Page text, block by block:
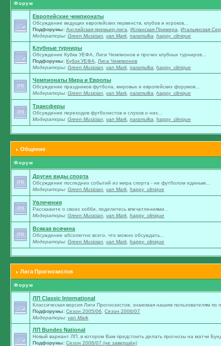
Форум
Европейские чемпионаты
Обсуждение ведущих европейских первенств, клубов и игроков...
Подфорумы: Английская премьер-лига ,Испанская Примера ,Итальянская
Модераторы:Green Musician ,van Mark ,naramulka ,happy_clinique
Клубные турниры
Обсуждение Кубка УЕФА, Лиги Чемпионов и прочих клубных турниров...
Подфорумы: Кубок УЕФА
Лига Чемпионов
Модераторы:Green Musician ,van Mark ,naramulka ,happy_clinique
Чемпионаты Мира и Европы
Обсуждение праздников футбола, мировых и европейских форумов...
Модераторы:Green Musician ,van Mark ,naramulka ,happy_clinique
Трансферы
Обсуждение переходов футболистов и слухов о них...
Модераторы:Green Musician ,van Mark ,naramulka ,happy_clinique
Общение
Форум
Другие виды спорта
Обсуждение последних событий из мира спорта - не футболом единым...
Модераторы:Green Musician ,van Mark ,happy_clinique
Увлечения
Расскажите о своих хобби, поделитесь впечатлениями...
Модераторы:Green Musician ,van Mark ,happy_clinique
Всякая всячина
Обсуждение абсолютно всего, что можно обсуждать...
Модераторы:Green Musician ,van Mark ,happy_clinique
Лига Прогнозистов
Форум
ЛП Classic International
Классическая версия Лиги Прогнозистов, знакомая нашим пользователям по
Подфорумы: Сезон 2005/06 ,Сезон 2006/07
Модераторы:van Mark
ЛП Bundes National
Новый вариант ЛП, в котором Вам предстоить делать прогнозы на матчи
Подфорумы: Сезон 2006/07 (не завершён)